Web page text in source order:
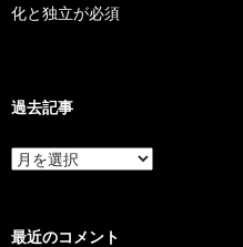
化と独立が必須
過去記事
過
去
最近のコメント